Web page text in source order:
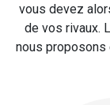
vous devez
de vos rivaux.
nous proposons